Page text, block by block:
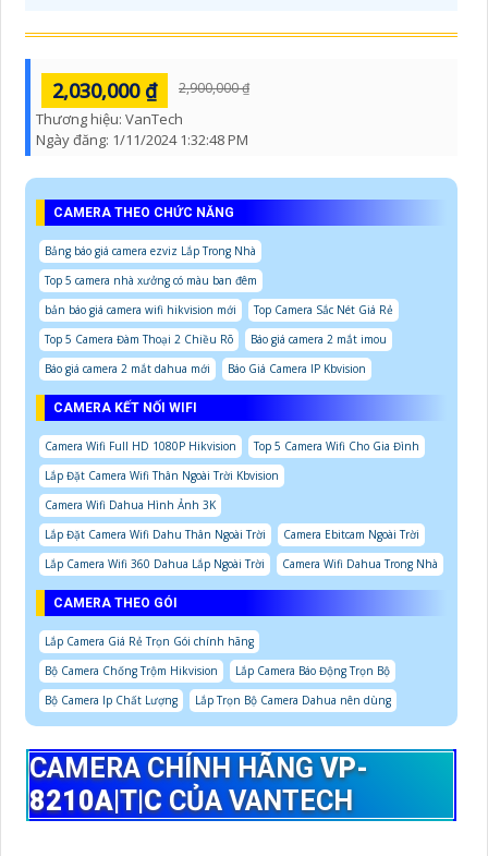
2,030,000 ₫ 2,900,000 ₫
Thương hiệu: VanTech
Ngày đăng: 1/11/2024 1:32:48 PM
CAMERA THEO CHỨC NĂNG
Bảng báo giá camera ezviz Lắp Trong Nhà
Top 5 camera nhà xưởng có màu ban đêm
bản báo giá camera wifi hikvision mới
Top Camera Sắc Nét Giá Rẻ
Top 5 Camera Đàm Thoại 2 Chiều Rõ
Báo giá camera 2 mắt imou
Báo giá camera 2 mắt dahua mới
Báo Giá Camera IP Kbvision
CAMERA KẾT NỐI WIFI
Camera Wifi Full HD 1080P Hikvision
Top 5 Camera Wifi Cho Gia Đình
Lắp Đặt Camera Wifi Thân Ngoài Trời Kbvision
Camera Wifi Dahua Hình Ảnh 3K
Lắp Đặt Camera Wifi Dahu Thân Ngoài Trời
Camera Ebitcam Ngoài Trời
Lắp Camera Wifi 360 Dahua Lắp Ngoài Trời
Camera Wifi Dahua Trong Nhà
CAMERA THEO GÓI
Lắp Camera Giá Rẻ Trọn Gói chính hãng
Bộ Camera Chống Trộm Hikvision
Lắp Camera Báo Động Trọn Bộ
Bộ Camera Ip Chất Lượng
Lắp Trọn Bộ Camera Dahua nên dùng
CAMERA CHÍNH HÃNGVP-
8210A|T|CCỦA VANTECH